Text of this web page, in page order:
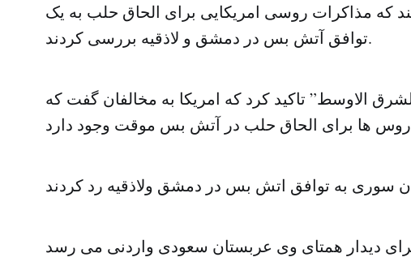
که مذاکرات روسی امریکایی برای الحاق حلب به یک
توافق آتش بس در دمشق و لاذقیه بررسی کردند.
الاوسط” تاکید کرد که امریکا به مخالفان گفت که